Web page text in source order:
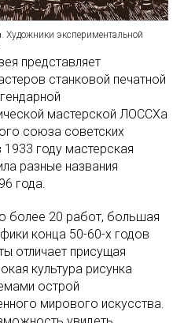
Художники экспериментальной
представляет
станковой печатной
мастерской ЛОССХа
союза советских
году мастерская
разные названия
года.
более 20 работ, большая
конца 50-60-х годов
отличает присущая
культура рисунка
острой
мирового искусства.